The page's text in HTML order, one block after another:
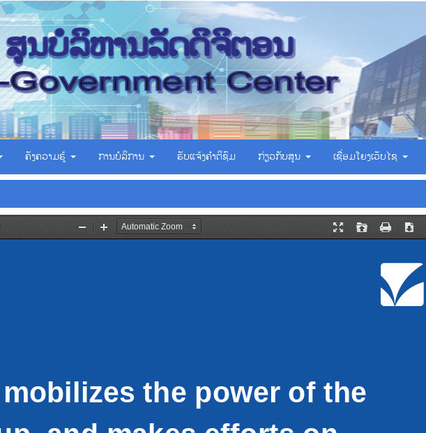
ຄັງຄວາມຮູ້ ການບໍລິການ ຮັບແຈ້ງຄຳຕິຊົມ ກ່ຽວກັບສູນ ເຊື່ອມ​ໂຍງ​ເວັບ​ໄຊ